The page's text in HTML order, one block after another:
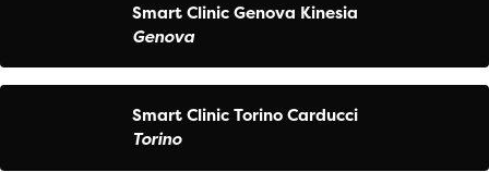
Smart Clinic Genova Kinesia
Genova
Smart Clinic Torino Carducci
Torino